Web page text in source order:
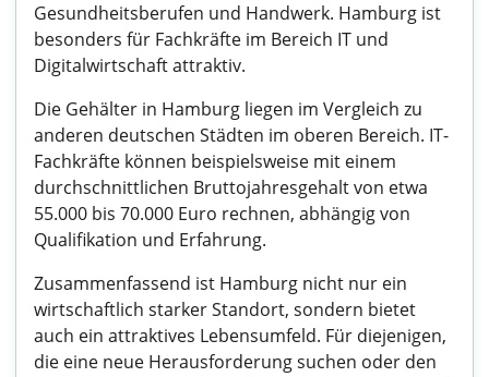
Gesundheitsberufen und Handwerk. Hamburg ist
besonders für Fachkräfte im Bereich IT und
Digitalwirtschaft attraktiv.
Die Gehälter in Hamburg liegen im Vergleich zu
anderen deutschen Städten im oberen Bereich. IT-
Fachkräfte können beispielsweise mit einem
durchschnittlichen Bruttojahresgehalt von etwa
55.000 bis 70.000 Euro rechnen, abhängig von
Qualifikation und Erfahrung.
Zusammenfassend ist Hamburg nicht nur ein
wirtschaftlich starker Standort, sondern bietet
auch ein attraktives Lebensumfeld. Für diejenigen,
die eine neue Herausforderung suchen oder den